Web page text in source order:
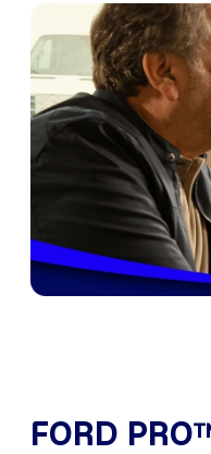
FORD